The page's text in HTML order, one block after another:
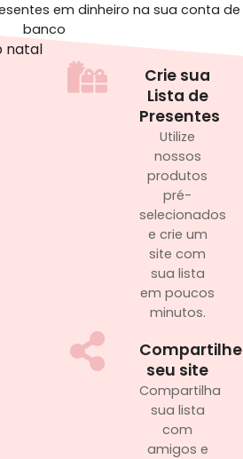
em dinheiro na sua conta de
banco
Crie sua
Lista de
Presentes
Utilize
nossos
produtos
pré-
selecionados
e crie um
site com
sua lista
em poucos
minutos.
Compartilhe
seu site
Compartilha
sua lista
com
amigos e